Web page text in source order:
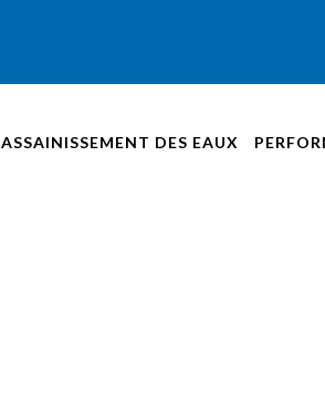
ASSAINISSEMENT DES EAUX